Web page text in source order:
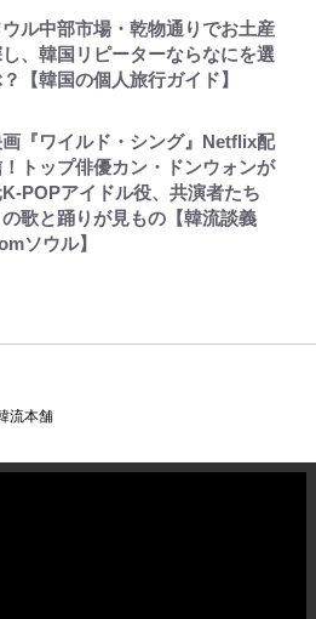
ウル中部市場・乾物通りでお土産
、韓国リピーターならなにを選
【韓国の個人旅行ガイド】
画『ワイルド・シング』Netflix配
トップ俳優カン・ドンウォンが
K-POPアイドル役、共演者たち
の歌と踊りが見もの【韓流談義
ソウル】
流本舗